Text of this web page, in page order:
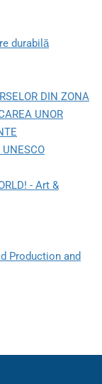
durabilă
DIN ZONA
UNOR
- Art &
Production and